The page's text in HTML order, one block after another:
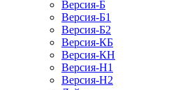
Версия-Б
Версия-Б1
Версия-Б2
Версия-КБ
Версия-КН
Версия-Н1
Версия-Н2